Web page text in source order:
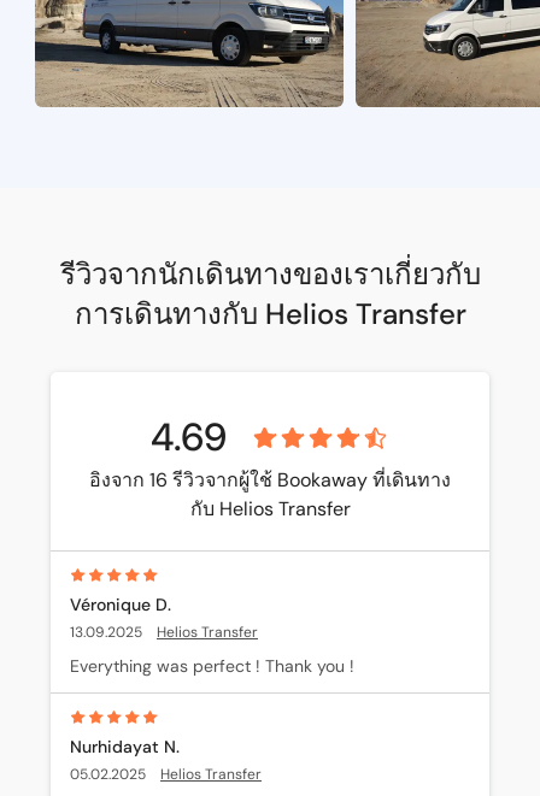
รีวิวจากนักเดินทางของเราเกี่ยวกับ
การเดินทางกับ Helios Transfer
4.69
อิงจาก 16 รีวิวจากผู้ใช้ Bookaway ที่เดินทาง
กับ Helios Transfer
Véronique D.
13.09.2025 Helios Transfer
Everything was perfect ! Thank you !
Nurhidayat N.
05.02.2025 Helios Transfer